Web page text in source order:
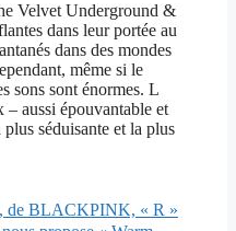
Velvet Underground &
dans leur portée au
dans des mondes
même si le
sons sont énormes. L
– aussi épouvantable et
séduisante et la plus
de BLACKPINK, « R »